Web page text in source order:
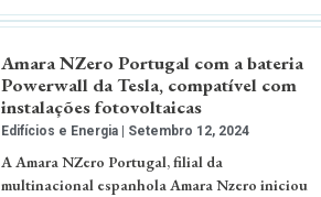
Amara NZero Portugal com a bateria
Powerwall da Tesla, compatível com
instalações fotovoltaicas
Edifícios e Energia Setembro 12, 2024
A Amara NZero Portugal, filial da
multinacional espanhola Amara Nzero iniciou